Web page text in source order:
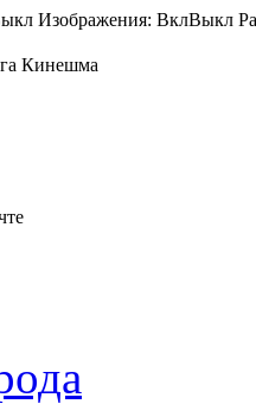
Изображения: ВклВыкл
Кинешма